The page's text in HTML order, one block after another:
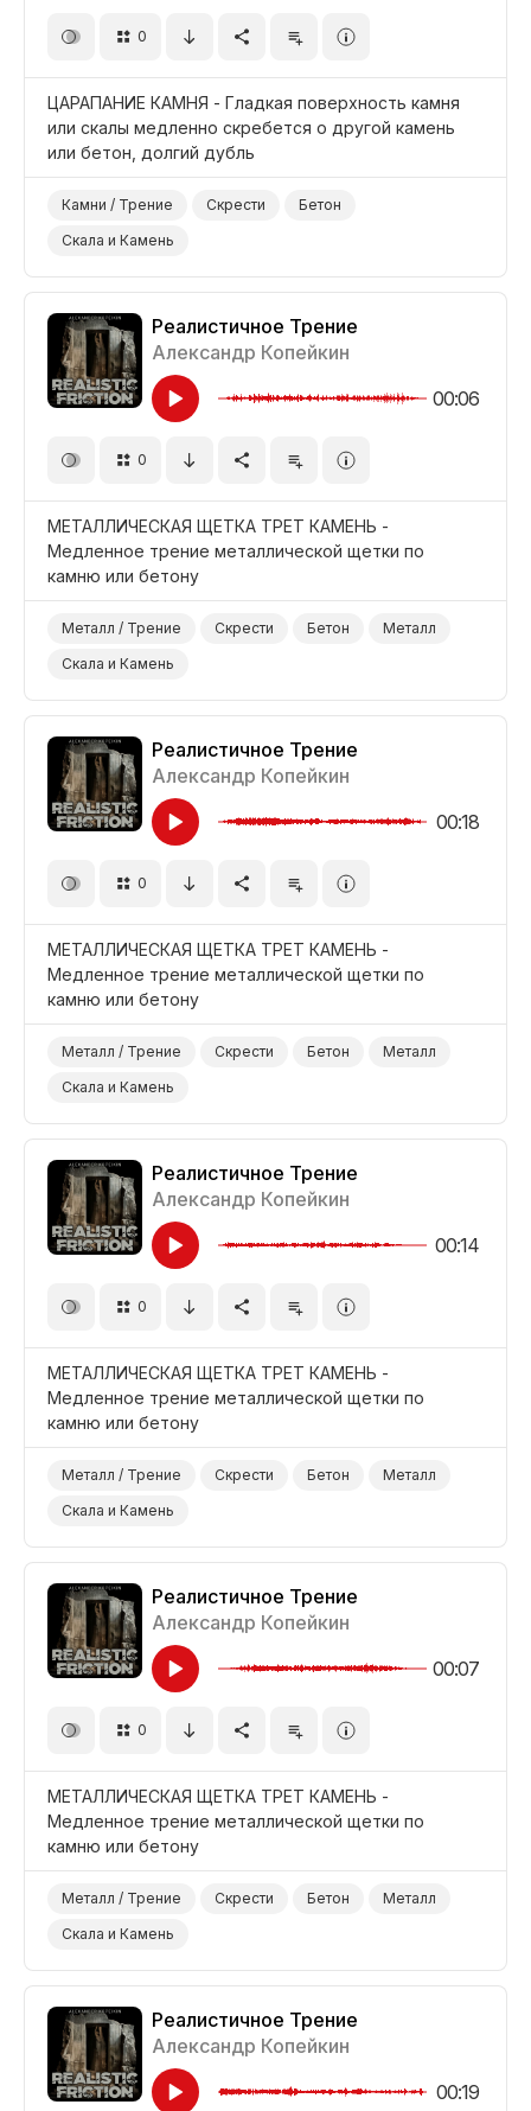
0
ЦАРАПАНИЕ КАМНЯ - Гладкая поверхность камня
или скалы медленно скребется о другой камень
или бетон, долгий дубль
Камни / Трение Скрести
Бетон
Скала и Камень
Реалистичное Трение
Александр Копейкин
00:06
0
МЕТАЛЛИЧЕСКАЯ ЩЕТКА ТРЕТ КАМЕНЬ -
Медленное трение металлической щетки по
камню или бетону
Металл / Трение Скрести Бетон
Металл
Скала и Камень
Реалистичное Трение
Александр Копейкин
00:18
0
МЕТАЛЛИЧЕСКАЯ ЩЕТКА ТРЕТ КАМЕНЬ -
Медленное трение металлической щетки по
камню или бетону
Металл / Трение Скрести Бетон
Металл
Скала и Камень
Реалистичное Трение
Александр Копейкин
00:14
0
МЕТАЛЛИЧЕСКАЯ ЩЕТКА ТРЕТ КАМЕНЬ -
Медленное трение металлической щетки по
камню или бетону
Металл / Трение Скрести Бетон
Металл
Скала и Камень
Реалистичное Трение
Александр Копейкин
00:07
0
МЕТАЛЛИЧЕСКАЯ ЩЕТКА ТРЕТ КАМЕНЬ -
Медленное трение металлической щетки по
камню или бетону
Металл / Трение Скрести Бетон
Металл
Скала и Камень
Реалистичное Трение
Александр Копейкин
00:19